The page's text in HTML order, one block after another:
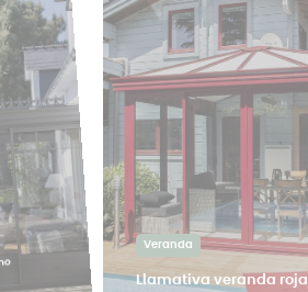
Llamativa veranda roja
Veranda